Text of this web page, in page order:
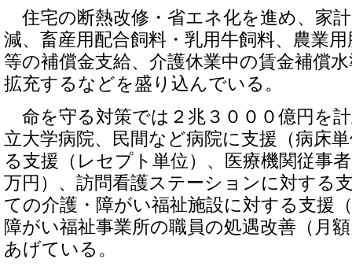
住宅の断熱改修・省エネ化を進め、家
減、畜産用配合飼料・乳用牛飼料、農業
等の補償金支給、介護休業中の賃金補償
拡充するなどを盛り込んでいる。
命を守る対策では２兆３０００億円を
立大学病院、民間など病院に支援（病床
る支援（レセプト単位）、医療機関従事
万円）、訪問看護ステーションに対する
ての介護・障がい福祉施設に対する支援
障がい福祉事業所の職員の処遇改善（月
あげている。